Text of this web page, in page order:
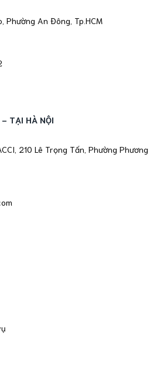
Phường An Đông, Tp.HCM
- TẠI HÀ NỘI
210 Lê Trọng Tấn, Phường Phương